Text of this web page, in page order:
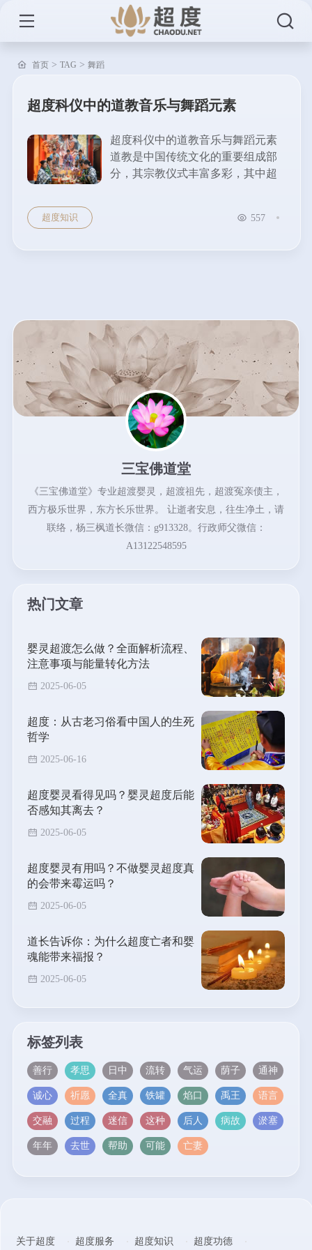
首页> TAG > 舞蹈
超度科仪中的道教音乐与舞蹈元素
超度科仪中的道教音乐与舞蹈元素
道教是中国传统文化的重要组成部
分，其宗教仪式丰富多彩，其中超
仪中，音乐与舞蹈元素的运用不仅
超度知识 557
三宝佛道堂
《三宝佛道堂》专业超渡婴灵，超渡祖先，超渡冤亲债主，
西方极乐世界，东方长乐世界。 让逝者安息，往生净土，请
联络，杨三枫道长微信：g913328。行政师父微信：
A13122548595
热门文章
婴灵超渡怎么做？全面解析流程、
注意事项与能量转化方法
2025-06-05
超度：从古老习俗看中国人的生死
哲学
2025-06-16
超度婴灵看得见吗？婴灵超度后能
否感知其离去？
2025-06-05
超度婴灵有用吗？不做婴灵超度真
的会带来霉运吗？
2025-06-05
道长告诉你：为什么超度亡者和婴
魂能带来福报？
2025-06-05
标签列表
善行 孝思 日中 流转 气运 荫子 通神
诚心 祈愿 全真 铁罐 焰口 禹王 语言
交融 过程 迷信 这种 后人 病故 淤塞
年年 去世 帮助 可能 亡妻
关于超度 超度服务 超度知识 超度功德